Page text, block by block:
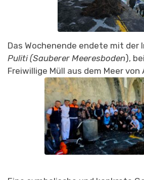
Das Wochenende endete mit der
Puliti (Sauberer Meeresboden),
Freiwillige Müll aus dem Meer